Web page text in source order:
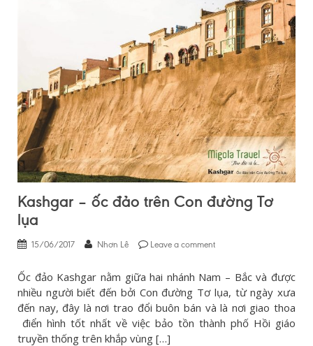
Kashgar – ốc đảo trên Con đường Tơ
lụa
15/06/2017 Nhơn Lê Leave a comment
Ốc đảo Kashgar nằm giữa hai nhánh Nam – Bắc và được
nhiều người biết đến bởi Con đường Tơ lụa, từ ngày xưa
đến nay, đây là nơi trao đổi buôn bán và là nơi giao thoa
điển hình tốt nhất về việc bảo tồn thành phố Hồi giáo
truyền thống trên khắp vùng […]